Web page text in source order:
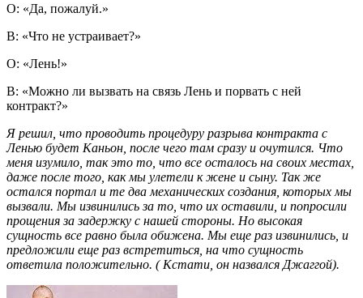
О: «Да, пожалуй.»
В: «Что не устраивает?»
О: «Лень!»
В: «Можно ли вызвать на связь Лень и порвать с ней
контракт?»
Я решил, что проводить процедуру разрыва контракта с
Ленью будет Каньон, после чего там сразу и очутился. Что
меня изумило, так это то, что все осталось на своих местах,
даже после того, как мы улетели к жене и сыну. Так же
остался портал и те два механических создания, которых мы
вызвали. Мы извинились за то, что их оставили, и попросили
прощения за задержку с нашей стороны. Но высокая
сущность все равно была обижена. Мы еще раз извинились, и
предложили еще раз встретиться, на что сущность
ответила положительно. ( Кстати, он назвался Джаггой).